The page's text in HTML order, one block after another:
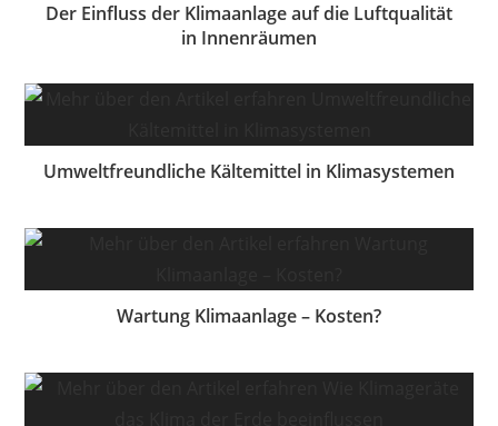
Der Einfluss der Klimaanlage auf die Luftqualität
in Innenräumen
Umweltfreundliche Kältemittel in Klimasystemen
Wartung Klimaanlage – Kosten?